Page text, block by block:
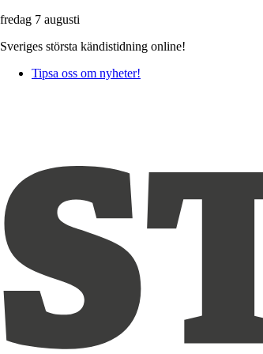
fredag 7 augusti
Sveriges största kändistidning online!
Tipsa oss om nyheter!